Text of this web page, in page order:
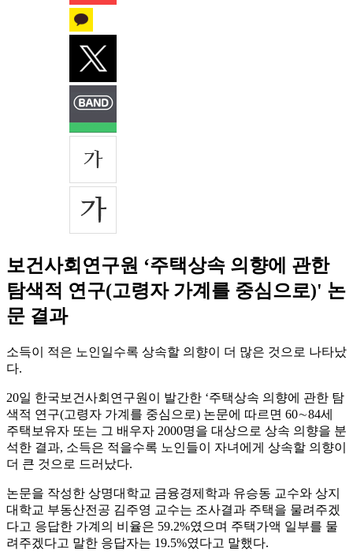
보건사회연구원 ‘주택상속 의향에 관한
탐색적 연구(고령자 가계를 중심으로)' 논
문 결과
소득이 적은 노인일수록 상속할 의향이 더 많은 것으로 나타났
다.
20일 한국보건사회연구원이 발간한 ‘주택상속 의향에 관한 탐
색적 연구(고령자 가계를 중심으로) 논문에 따르면 60∼84세
주택보유자 또는 그 배우자 2000명을 대상으로 상속 의향을 분
석한 결과, 소득은 적을수록 노인들이 자녀에게 상속할 의향이
더 큰 것으로 드러났다.
논문을 작성한 상명대학교 금융경제학과 유승동 교수와 상지
대학교 부동산전공 김주영 교수는 조사결과 주택을 물려주겠
다고 응답한 가계의 비율은 59.2%였으며 주택가액 일부를 물
려주겠다고 말한 응답자는 19.5%였다고 말했다.